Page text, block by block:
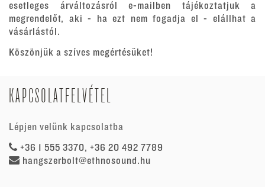
esetleges árváltozásról e-mailben tájékoztatjuk a
megrendelőt, aki - ha ezt nem fogadja el - elállhat a
vásárlástól.
Köszönjük a szíves megértésüket!
KAPCSOLATFELVÉTEL
Lépjen velünk kapcsolatba
+36 1 555 3370, +36 20 492 7789
hangszerbolt@ethnosound.hu